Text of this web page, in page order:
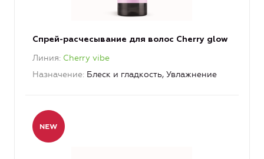
Спрей-расчесывание для волос Cherry glow
Линия Cherry vibe
Назначение Блеск и гладкость, Увлажнение